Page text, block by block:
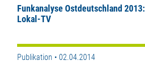
Funkanalyse Ostdeutschland 2013:
Lokal-TV
Publikation • 02.04.2014